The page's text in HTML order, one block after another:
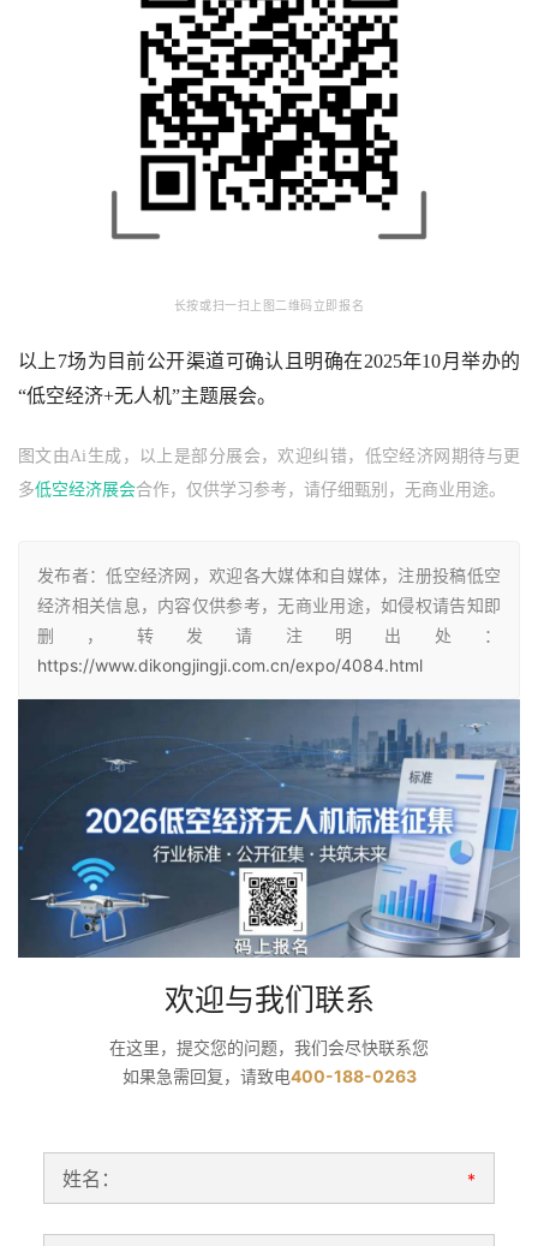
长按或扫一扫上图二维码立即报名
以上7场为目前公开渠道可确认且明确在2025年10月举办的
“低空经济+无人机”主题展会。
图文由Ai生成，以上是部分展会，欢迎纠错，低空经济网期待与更
多低空经济展会合作，仅供学习参考，请仔细甄别，无商业用途。
发布者：低空经济网，欢迎各大媒体和自媒体，注册投稿低空
经济相关信息，内容仅供参考，无商业用途，如侵权请告知即
删，转发请注明出处：
https://www.dikongjingji.com.cn/expo/4084.html
欢迎与我们联系
在这里，提交您的问题，我们会尽快联系您
如果急需回复，请致电400-188-0263
姓名： *